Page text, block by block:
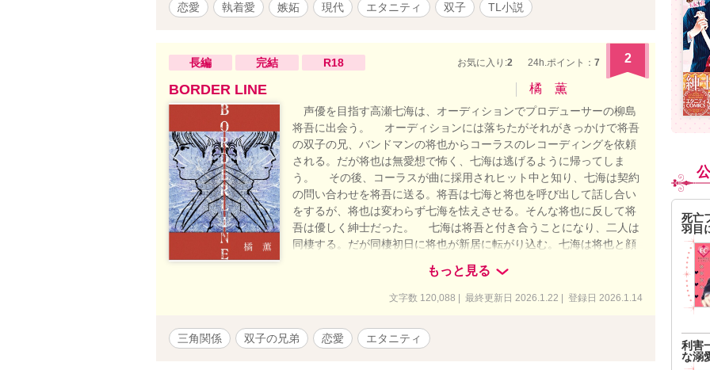
恋愛 執着愛 嫉妬 現代 エタニティ 双子 TL小説
長編 完結 R18 お気に入り:2 24h.ポイント： 7 2
BORDER LINE 橘 薫
声優を目指す高瀬七海は、オーディションでプロデューサーの柳島
将吾に出会う。 オーディションには落ちたがそれがきっかけで将吾
の双子の兄、バンドマンの将也からコーラスのレコーディングを依頼
される。だが将也は無愛想で怖く、七海は逃げるように帰ってしま
う。 その後、コーラスが曲に採用されヒット中と知り、七海は契約
の問い合わせを将吾に送る。将吾は七海と将也を呼び出して話し合い
をするが、将也は変わらず七海を怯えさせる。そんな将也に反して将
吾は優しく紳士だった。 七海は将吾と付き合うことになり、二人は
同棲する。だが同棲初日に将也が新居に転がり込む。七海は将也と顔
を合わせないようにしていたが、将吾に誘われ将也のライブに行く。
ライブ終わり、七海は将也が赤いショートボブの女性と性行為をし
ているのを見て動揺する。その夜七海は高熱を出し、家のトイレで嘔
が本当は優しいことを知る。 将也の同居で迷惑をかけた詫びにと将
吾は七海をショッピングに連れ出す。そこで、ライブハウスで見た女
もっと見る
文字数 120,088 | 最終更新日 2026.1.22 | 登録日 2026.1.14
三角関係 双子の兄弟 恋愛 エタニティ
死亡
羽目
利害
な溺